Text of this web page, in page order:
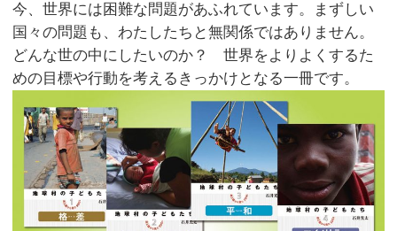
今、世界には困難な問題があふれています。まずしい
国々の問題も、わたしたちと無関係ではありません。
どんな世の中にしたいのか？ 世界をよりよくするた
めの目標や行動を考えるきっかけとなる一冊です。